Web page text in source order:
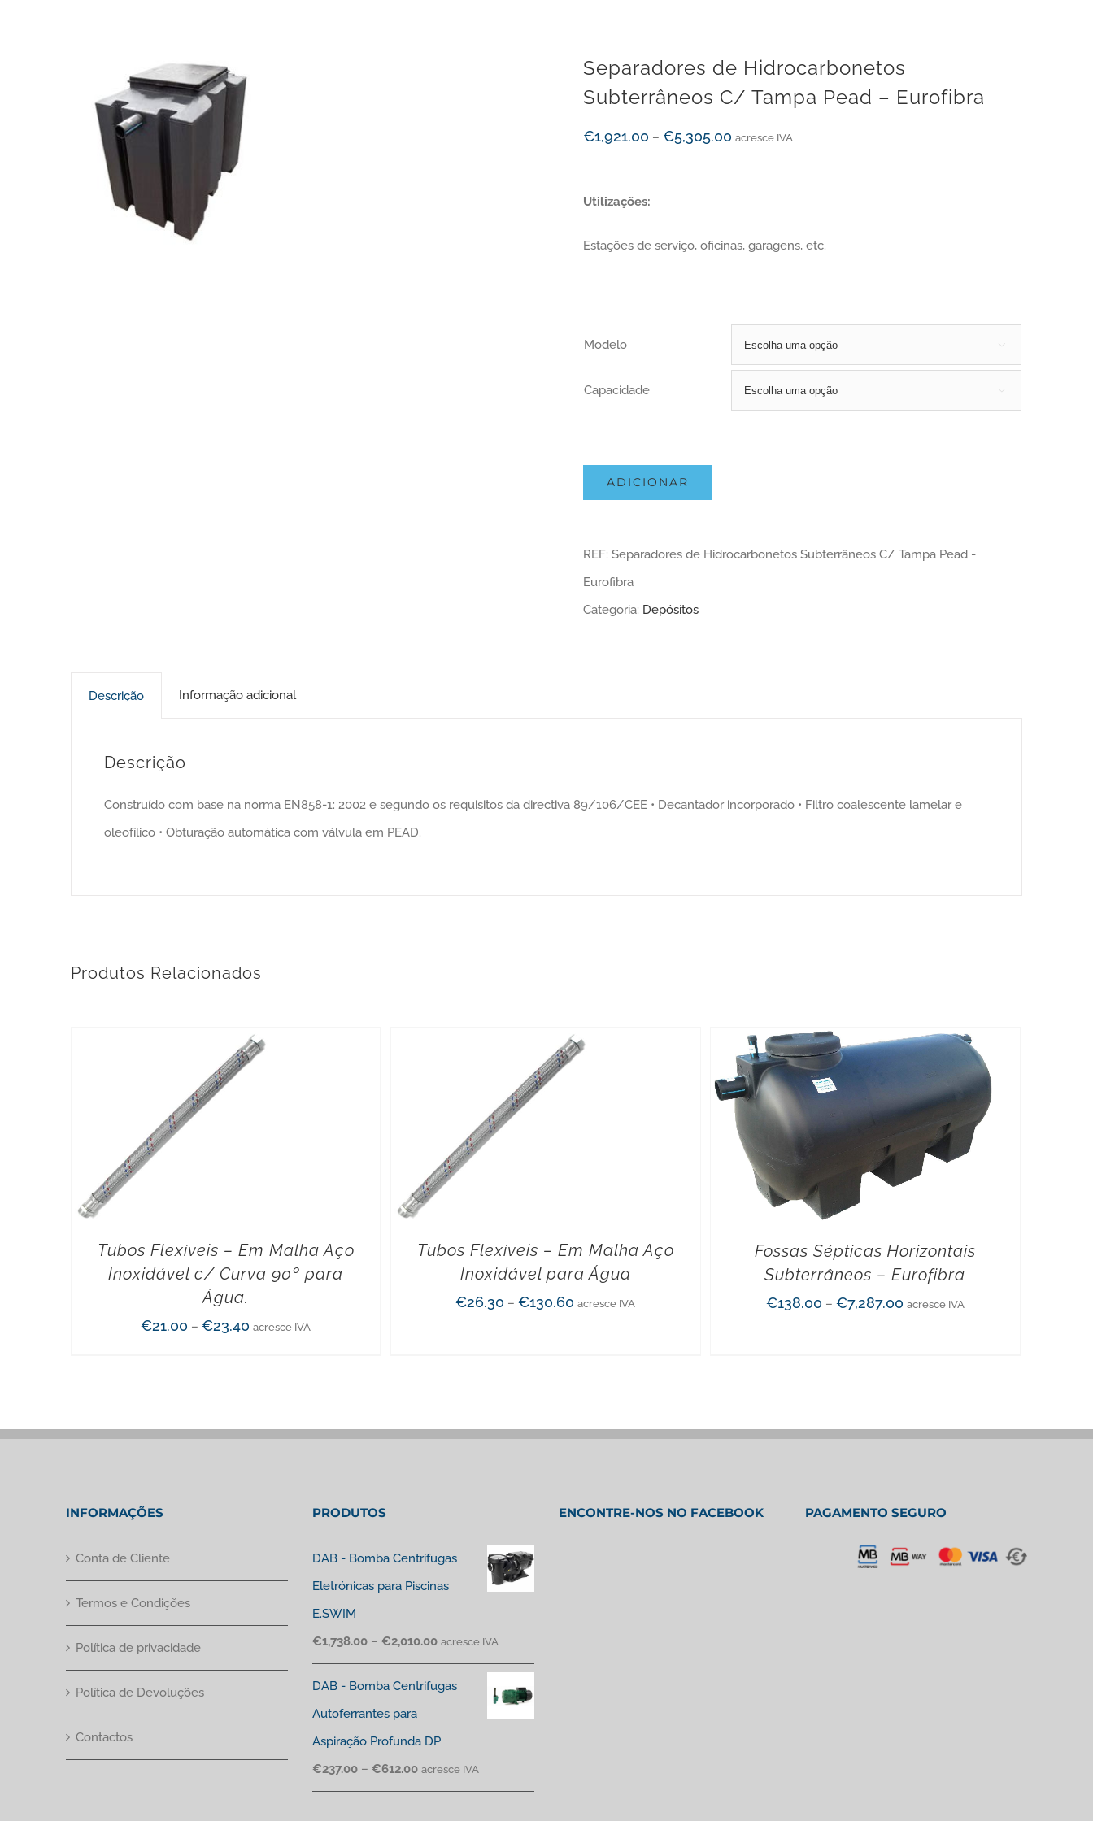
Separadores de Hidrocarbonetos
Subterrâneos C/ Tampa Pead – Eurofibra
€1,921.00 – €5,305.00 acresce IVA
Utilizações:
Estações de serviço, oficinas, garagens, etc.
Modelo
Capacidade
ADICIONAR
REF: Separadores de Hidrocarbonetos Subterrâneos C/ Tampa Pead -
Eurofibra
Categoria: Depósitos
Descrição Informação adicional
Descrição
Construído com base na norma EN858-1: 2002 e segundo os requisitos da directiva 89/106/CEE • Decantador incorporado • Filtro coalescente lamelar e
oleofílico • Obturação automática com válvula em PEAD.
Produtos Relacionados
Tubos Flexíveis – Em Malha Aço
Inoxidável c/ Curva 90º para
Água.
€21.00 –€23.40 acresce IVA
Tubos Flexíveis – Em Malha Aço
Inoxidável para Água
€26.30 –€130.60 acresce IVA
Fossas Sépticas Horizontais
Subterrâneos – Eurofibra
€138.00 – €7,287.00 acresce IVA
INFORMAÇÕES
Conta de Cliente
Termos e Condições
Política de privacidade
Política de Devoluções
Contactos
PRODUTOS
DAB - Bomba Centrifugas
Eletrónicas para Piscinas
E.SWIM
€1,738.00 –€2,010.00 acresce IVA
DAB - Bomba Centrifugas
Autoferrantes para
Aspiração Profunda DP
€237.00 –€612.00 acresce IVA
ENCONTRE-NOS NO FACEBOOK PAGAMENTO SEGURO